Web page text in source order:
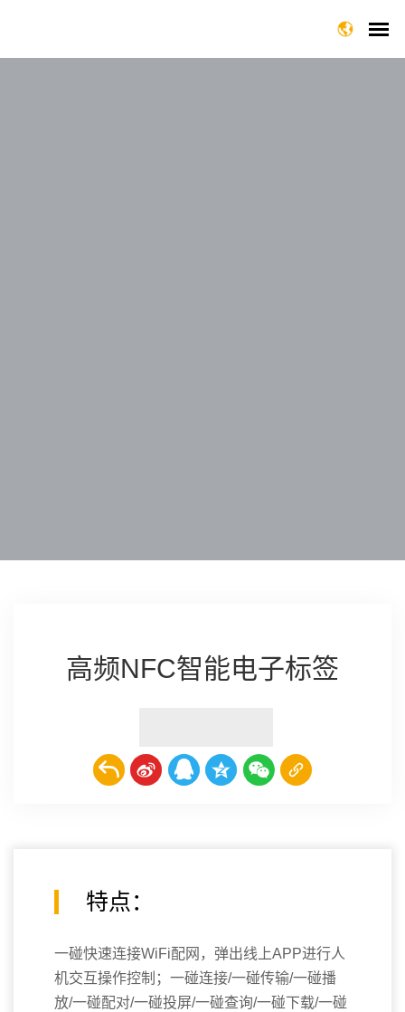
高频NFC智能电子标签
特点：
一碰快速连接WiFi配网，弹出线上APP进行人
机交互操作控制；一碰连接/一碰传输/一碰播
放/一碰配对/一碰投屏/一碰查询/一碰下载/一碰